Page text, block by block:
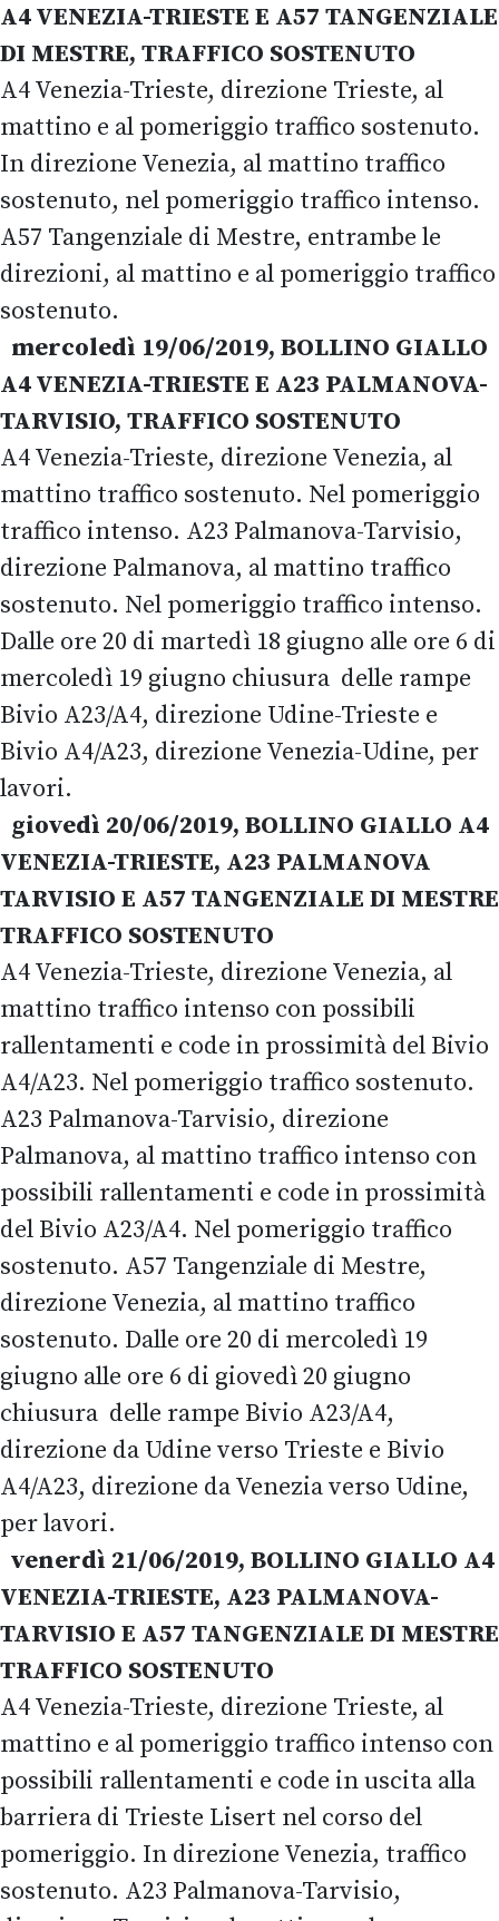
A4 VENEZIA-TRIESTE E A57 TANGENZIALE
DI MESTRE, TRAFFICO SOSTENUTO
A4 Venezia-Trieste, direzione Trieste, al
mattino e al pomeriggio traffico sostenuto.
In direzione Venezia, al mattino traffico
sostenuto, nel pomeriggio traffico intenso.
A57 Tangenziale di Mestre, entrambe le
direzioni, al mattino e al pomeriggio traffico
sostenuto.
mercoledì 19/06/2019, BOLLINO GIALLO
A4 VENEZIA-TRIESTE E A23 PALMANOVA-
TARVISIO, TRAFFICO SOSTENUTO
A4 Venezia-Trieste, direzione Venezia, al
mattino traffico sostenuto. Nel pomeriggio
traffico intenso. A23 Palmanova-Tarvisio,
direzione Palmanova, al mattino traffico
sostenuto. Nel pomeriggio traffico intenso.
Dalle ore 20 di martedì 18 giugno alle ore 6 di
mercoledì 19 giugno chiusura delle rampe
Bivio A23/A4, direzione Udine-Trieste e
Bivio A4/A23, direzione Venezia-Udine, per
lavori.
giovedì 20/06/2019, BOLLINO GIALLO A4
VENEZIA-TRIESTE, A23 PALMANOVA
TARVISIO E A57 TANGENZIALE DI MESTRE
TRAFFICO SOSTENUTO
A4 Venezia-Trieste, direzione Venezia, al
mattino traffico intenso con possibili
rallentamenti e code in prossimità del Bivio
A4/A23. Nel pomeriggio traffico sostenuto.
A23 Palmanova-Tarvisio, direzione
Palmanova, al mattino traffico intenso con
possibili rallentamenti e code in prossimità
del Bivio A23/A4. Nel pomeriggio traffico
sostenuto. A57 Tangenziale di Mestre,
direzione Venezia, al mattino traffico
sostenuto. Dalle ore 20 di mercoledì 19
giugno alle ore 6 di giovedì 20 giugno
chiusura delle rampe Bivio A23/A4,
direzione da Udine verso Trieste e Bivio
A4/A23, direzione da Venezia verso Udine,
per lavori.
venerdì 21/06/2019, BOLLINO GIALLO A4
VENEZIA-TRIESTE, A23 PALMANOVA-
TARVISIO E A57 TANGENZIALE DI MESTRE
TRAFFICO SOSTENUTO
A4 Venezia-Trieste, direzione Trieste, al
mattino e al pomeriggio traffico intenso con
possibili rallentamenti e code in uscita alla
barriera di Trieste Lisert nel corso del
pomeriggio. In direzione Venezia, traffico
sostenuto. A23 Palmanova-Tarvisio,